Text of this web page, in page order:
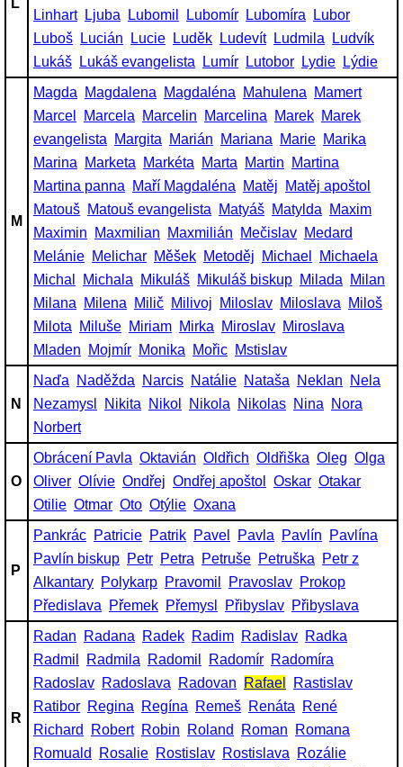
Linhart Ljuba Lubomil Lubomír Lubomíra
Lubor
Luboš
Lucián Lucie Luděk Ludevít Ludmila
Ludvík
Lukáš
Lukáš evangelista Lumír Lutobor Lydie Lýdie
M
Magda Magdalena Magdaléna Mahulena
Mamert
Marcel
Marcela Marcelin Marcelina Marek Marek
evangelista
Margita Marián Mariana Marie Marika
Marina
Marketa Markéta Marta Martin
Martina
Martina panna
Maří Magdaléna Matěj
Matěj apoštol
Matouš Matouš evangelista Matyáš Matylda
Maxim
Maximin
Maxmilian Maxmilián Mečislav Medard
Melánie Melichar Měšek Metoděj Michael
Michaela
Michal
Michala Mikuláš Mikuláš biskup Milada
Milan
Milana
Milena Milič Milivoj Miloslav Miloslava
Miloš
Milota
Miluše Miriam Mirka Miroslav Miroslava
Mladen
Mojmír Monika Mořic Mstislav
N
Naďa Naděžda Narcis Natálie Nataša Neklan
Nela
Nezamysl
Nikita Nikol Nikola Nikolas Nina
Nora
Norbert
O
Obrácení Pavla Oktavián Oldřich Oldřiška Oleg Olga
Oliver Olívie Ondřej Ondřej apoštol Oskar Otakar
Otilie Otmar Oto Otýlie Oxana
P
Pankrác Patricie Patrik Pavel Pavla Pavlín
Pavlína
Pavlín biskup Petr Petra Petruše Petruška
Petr z
Alkantary Polykarp Pravomil Pravoslav Prokop
Předislava
Přemek Přemysl Přibyslav Přibyslava
R
Radan Radana Radek Radim Radislav Radka
Radmil
Radmila Radomil Radomír Radomíra
Radoslav Radoslava Radovan Rafael
Rastislav
Ratibor Regina Regína Remeš Renáta
René
Richard
Robert Robin Roland Roman
Romana
Romuald
Rosalie Rostislav Rostislava
Rozálie